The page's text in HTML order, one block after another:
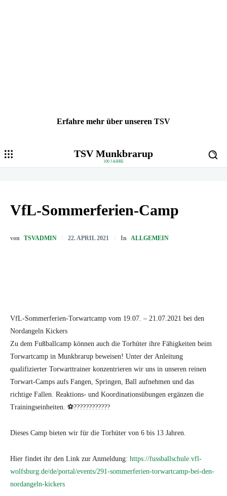
Erfahre mehr über unseren TSV
TSV Munkbrarup
100 JAHRE
VfL-Sommerferien-Camp
von TSVADMIN 22. APRIL 2021 In ALLGEMEIN
VfL-Sommerferien-Torwartcamp vom 19.07. – 21.07.2021 bei den
Nordangeln Kickers
Zu dem Fußballcamp können auch die Torhüter ihre Fähigkeiten beim
Torwartcamp in Munkbrarup beweisen! Unter der Anleitung
qualifizierter Torwarttrainer konzentrieren wir uns in unseren reinen
Torwart-Camps aufs Fangen, Springen, Ball aufnehmen und das
richtige Fallen. Reaktions- und Koordinationsübungen ergänzen die
Trainingseinheiten. ⚽????????????
Dieses Camp bieten wir für die Torhüter von 6 bis 13 Jahren.
Hier findet ihr den Link zur Anmeldung: https://fussballschule.vfl-
wolfsburg.de/de/portal/events/291-sommerferien-torwartcamp-bei-den-
nordangeln-kickers